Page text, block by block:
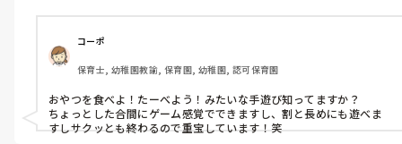
コーポ
保育士, 幼稚園教諭, 保育園, 幼稚園, 認可保育園
おやつを食べよ！たーべよう！みたいな手遊び知ってますか？
ちょっとした合間にゲーム感覚でできますし、割と長めにも遊べま
すしサクッとも終わるので重宝しています！笑